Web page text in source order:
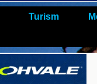
Turism